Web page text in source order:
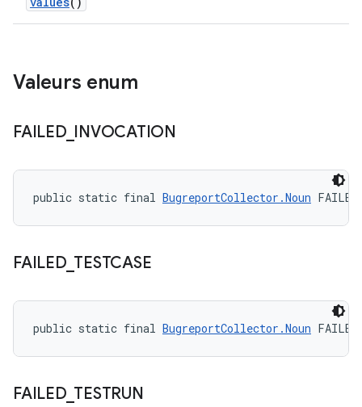
Valeurs enum
FAILED_ INVOCATION
public static final BugreportCollector.Noun
FAILED_ TESTCASE
public static final BugreportCollector.Noun
FAILED_ TESTRUN